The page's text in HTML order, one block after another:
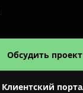
Обсудить проект
Клиентский